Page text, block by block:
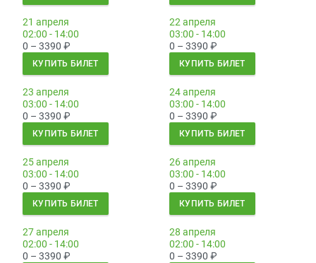
21 апреля
02:00 - 14:00
0 – 3390 ₽
КУПИТЬ БИЛЕТ
22 апреля
03:00 - 14:00
0 – 3390 ₽
КУПИТЬ БИЛЕТ
23 апреля
03:00 - 14:00
0 – 3390 ₽
КУПИТЬ БИЛЕТ
24 апреля
03:00 - 14:00
0 – 3390 ₽
КУПИТЬ БИЛЕТ
25 апреля
03:00 - 14:00
0 – 3390 ₽
КУПИТЬ БИЛЕТ
26 апреля
03:00 - 14:00
0 – 3390 ₽
КУПИТЬ БИЛЕТ
27 апреля
02:00 - 14:00
0 – 3390 ₽
28 апреля
02:00 - 14:00
0 – 3390 ₽